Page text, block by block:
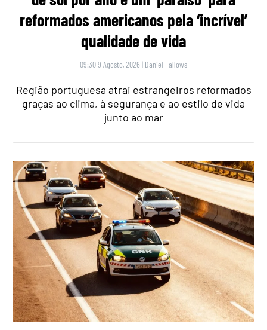
reformados americanos pela ‘incrível’
qualidade de vida
09:30 9 Agosto, 2026 | Daniel Fallows
Região portuguesa atrai estrangeiros reformados
graças ao clima, à segurança e ao estilo de vida
junto ao mar